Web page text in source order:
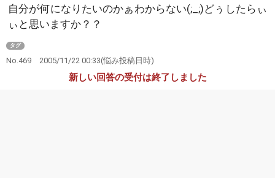
自分が何になりたいのかぁわからない(;_;)どぅしたらぃ
ぃと思いますか？？
タグ
No.469 2005/11/22 00:33(悩み投稿日時)
新しい回答の受付は終了しました